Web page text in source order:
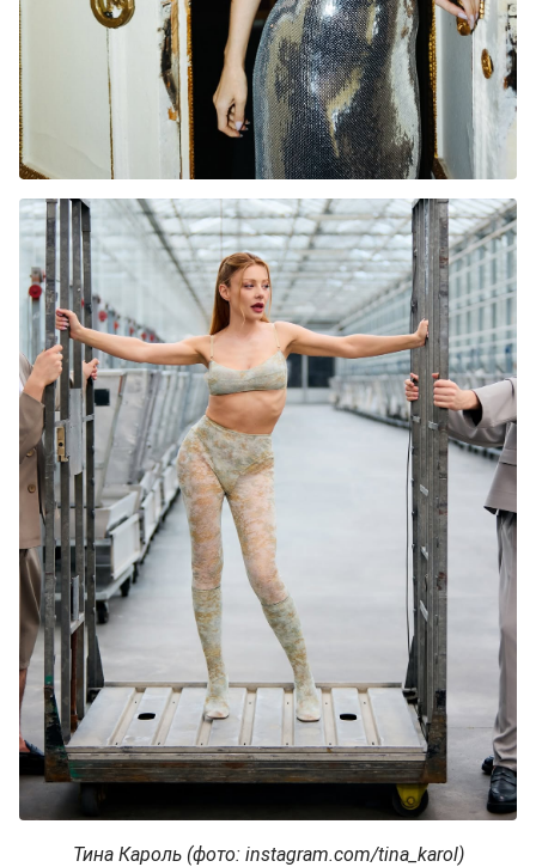
Тина Кароль (фото: instagram.com/tina_karol)